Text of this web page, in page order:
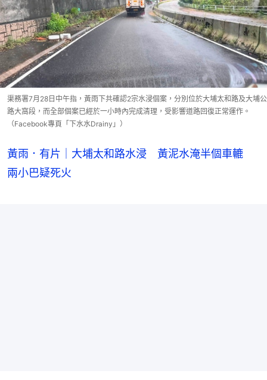
渠務署7月28日中午指，黃雨下共確認2宗水浸個案，分別位於大埔太和路及大埔公
路大窩段，而全部個案已經於一小時內完成清理，受影響道路回復正常運作。
（Facebook專頁「下水水Drainy」）
黃雨．有片｜大埔太和路水浸 黃泥水淹半個車轆
兩小巴疑死火